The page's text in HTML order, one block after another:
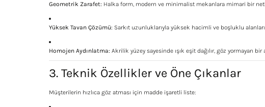
Geometrik Zarafet: Halka form, modern ve minimalist mekanlara mimari bir
Yüksek Tavan Çözümü: Sarkıt uzunluklarıyla yüksek hacimli ve boşluklu
Homojen Aydınlatma: Akrilik yüzey sayesinde ışık eşit dağılır, göz yormayan
3. Teknik Özellikler ve Öne Çıkanlar
Müşterilerin hızlıca göz atması için madde işaretli liste: